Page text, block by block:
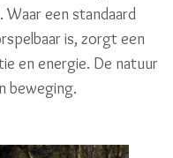
een standaard
is, zorgt een
en energie. De natuur
beweging.